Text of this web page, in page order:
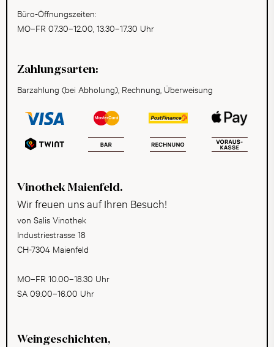
Büro-Öffnungszeiten:
MO–FR 07.30–12.00, 13.30–17.30 Uhr
Zahlungsarten:
Barzahlung (bei Abholung), Rechnung, Überweisung
Vinothek Maienfeld.
Wir freuen uns auf Ihren Besuch!
von Salis Vinothek
Industriestrasse 18
CH-7304 Maienfeld
MO–FR 10.00–18.30 Uhr
SA 09.00–16.00 Uhr
Weingeschichten,